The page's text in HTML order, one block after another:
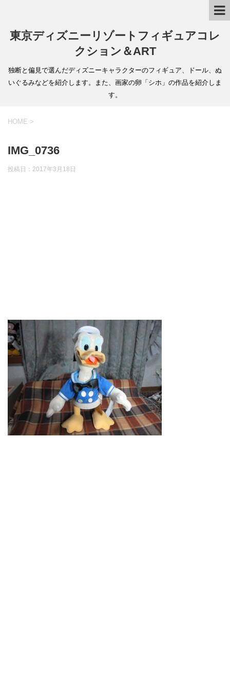
東京ディズニーリゾートフィギュアコレ
クション＆ART
独断と偏見で選んだディズニーキャラクターのフィギュア、ドール、ぬ
いぐるみなどを紹介します。また、画家の卵「シホ」の作品を紹介しま
す。
HOME >
IMG_0736
投稿日： 2017年3月18日